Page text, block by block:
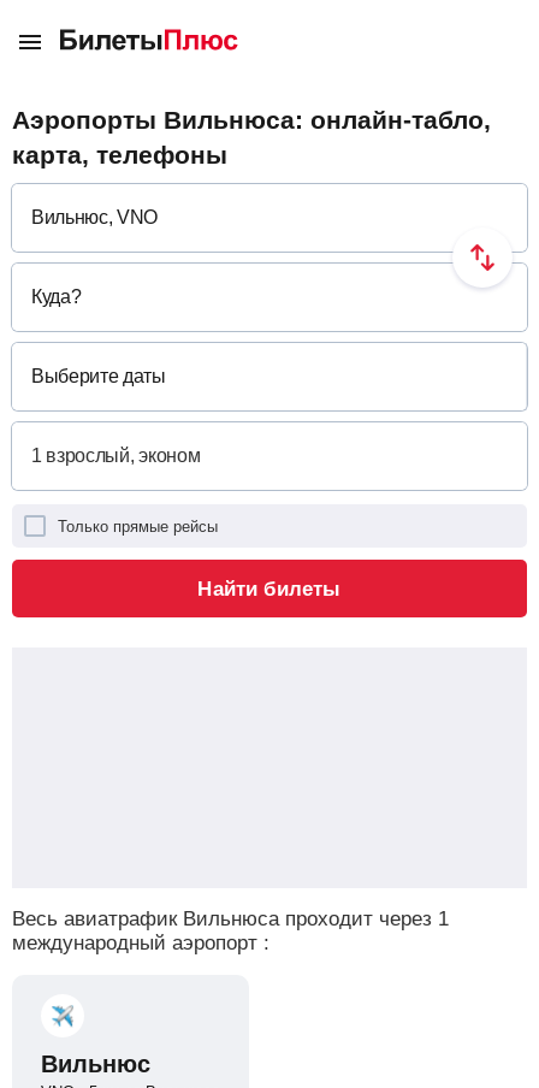
Аэропорты Вильнюса: онлайн-табло,
карта, телефоны
Куда?
Выберите даты
Только прямые рейсы
Найти билеты
Весь авиатрафик Вильнюса проходит через 1
международный аэропорт :
Вильнюс